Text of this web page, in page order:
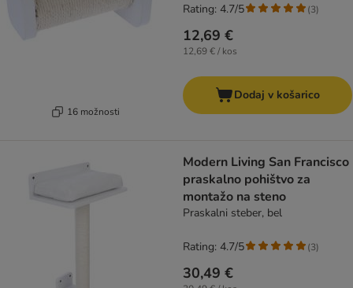
16 možnosti
12,69 €
12,69 € / kos
Rating: 4.7/5 (3)
Dodaj v košarico
Modern Living San Francisco
praskalno pohištvo za
montažo na steno
Praskalni steber, bel
30,49 €
Rating: 4.7/5 (3)